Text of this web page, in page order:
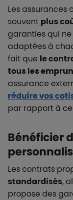
Les assurances
souvent plus
garanties qui
adaptées à
fait que le
tous les
assurance
réduire vos
par rapport à
Bénéficier
Les contrats
standardisés,
propose des